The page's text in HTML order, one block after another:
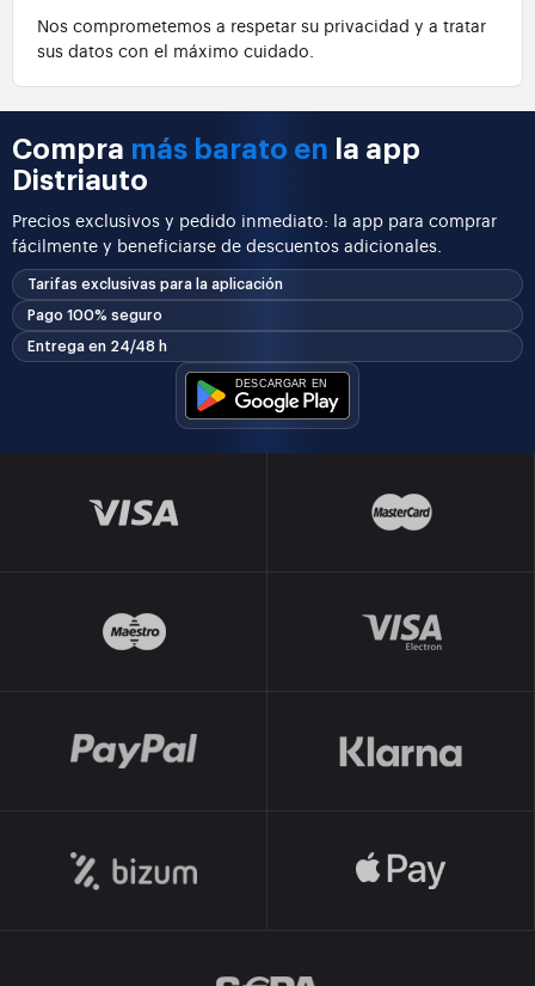
Nos comprometemos a respetar su privacidad y a tratar
sus datos con el máximo cuidado.
Compra más barato en la app
Distriauto
Precios exclusivos y pedido inmediato: la app para comprar
fácilmente y beneficiarse de descuentos adicionales.
Tarifas exclusivas para la aplicación
Pago 100% seguro
Entrega en 24/48 h